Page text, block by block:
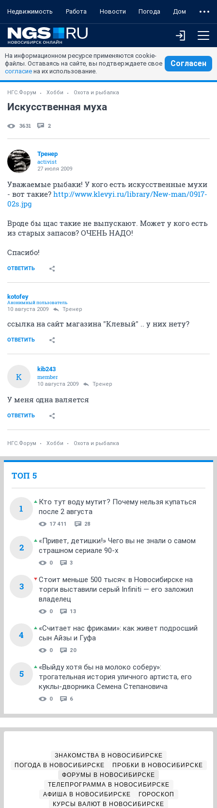
Недвижимость Работа Новости Погода Дом
На информационном ресурсе применяются cookie-
файлы. Оставаясь на сайте, вы подтверждаете свое
согласие на их использование.
Согласен
НГС.Форум Хобби Охота и рыбалка
Искусственная муха
3631 2
Тренер
activist
27 июля 2009
Уважаемые рыбаки! У кого есть искусственные мухи
- вот такие? http://www.klevyi.ru/library/New-man/0917-
02s.jpg
Вроде бы щас такие не выпускают. Может у кого есть
из старых запасов? ОЧЕНЬ НАДО!
Спасибо!
ОТВЕТИТЬ
kotofey
Анонимный пользователь
10 августа 2009 Тренер
ссылка на сайт магазина "Клевый" .. у них нету?
ОТВЕТИТЬ
K
kib243
member
10 августа 2009 Тренер
У меня одна валяется
ОТВЕТИТЬ
НГС.Форум Хобби Охота и рыбалка
ТОП 5
1
Кто тут воду мутит? Почему нельзя купаться
после 2 августа
17 411 28
2
«Привет, детишки!» Чего вы не знали о самом
страшном сериале 90-х
0 3
3
Стоит меньше 500 тысяч: в Новосибирске на
торги выставили серый Infiniti — его заложил
владелец
0 13
4
«Считает нас фриками»: как живет подросший
сын Айзы и Гуфа
0 20
5
«Выйду хотя бы на молоко соберу»:
трогательная история уличного артиста, его
куклы-дворника Семена Степановича
0 6
ЗНАКОМСТВА В НОВОСИБИРСКЕ
ПОГОДА В НОВОСИБИРСКЕ
ПРОБКИ В НОВОСИБИРСКЕ
ФОРУМЫ В НОВОСИБИРСКЕ
ТЕЛЕПРОГРАММА В НОВОСИБИРСКЕ
АФИША В НОВОСИБИРСКЕ
ГОРОСКОП
КУРСЫ ВАЛЮТ В НОВОСИБИРСКЕ